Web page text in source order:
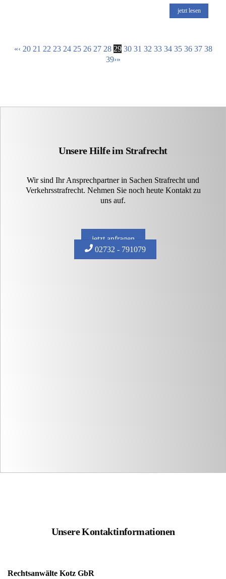
jetzt lesen
«‹ 20 21 22 23 24 25 26 27 28 29 30 31 32 33 34 35 36 37 38
39›»
Unsere Hilfe im Strafrecht
Wir sind Ihr Ansprechpartner in Sachen Strafrecht und
Verkehrsstrafrecht. Nehmen Sie noch heute Kontakt zu
uns auf.
jetzt anfragen
02732 - 791079
Unsere Kontaktinformationen
Rechtsanwälte Kotz GbR